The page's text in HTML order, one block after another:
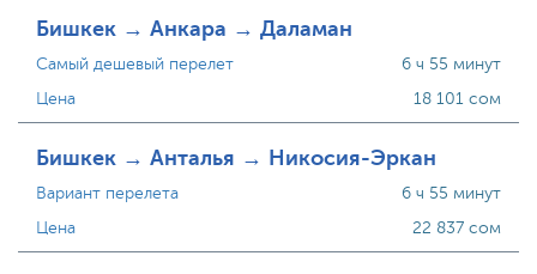
Бишкек → Анкара → Даламан
Самый дешевый перелет
Цена
6 ч 55 минут
18 101 сом
Бишкек → Анталья → Никосия-Эркан
Вариант перелета
Цена
6 ч 55 минут
22 837 сом